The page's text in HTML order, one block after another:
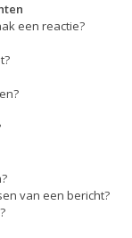
een reactie?
van een bericht?